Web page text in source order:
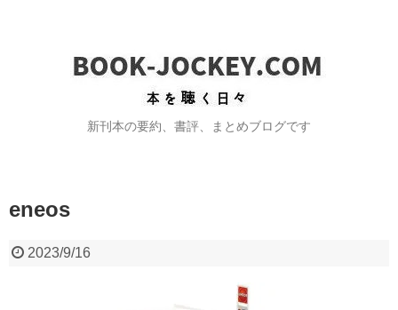
新刊本の要約、書評、まとめブログです
eneos
2023/9/16